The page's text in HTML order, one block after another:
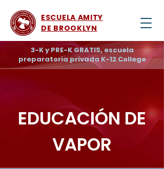
ESCUELA AMITY
DE BROOKLYN
3-K y PRE-K GRATIS, escuela
preparatoria privada K-12 College
EDUCACIÓN DE
VAPOR